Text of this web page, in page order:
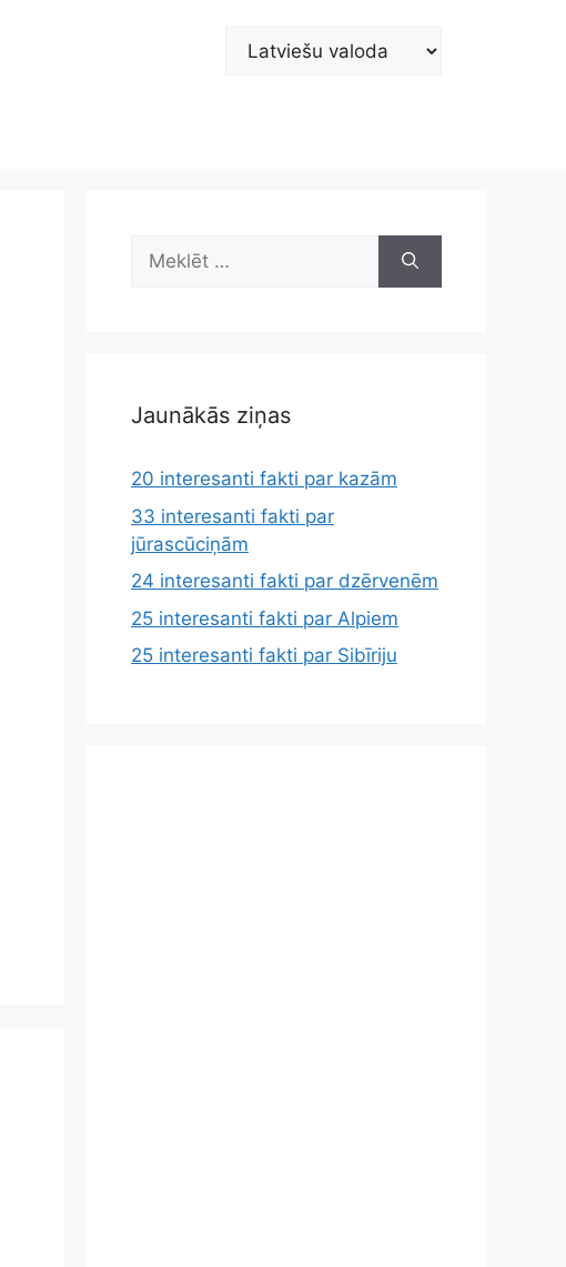
Choose
Meklēt:
Jaunākās ziņas
20 interesanti fakti par kazām
33 interesanti fakti par
jūrascūciņām
24 interesanti fakti par dzērvenēm
25 interesanti fakti par Alpiem
25 interesanti fakti par Sibīriju